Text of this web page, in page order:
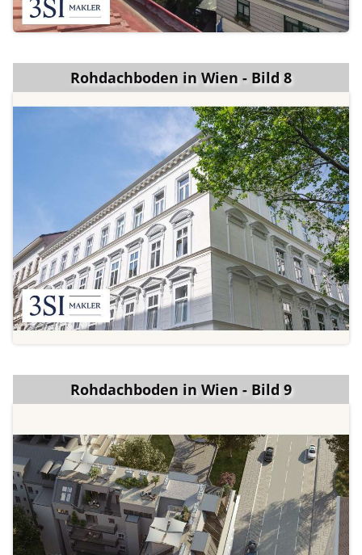
Rohdachboden in Wien - Bild 8
Rohdachboden in Wien - Bild 9